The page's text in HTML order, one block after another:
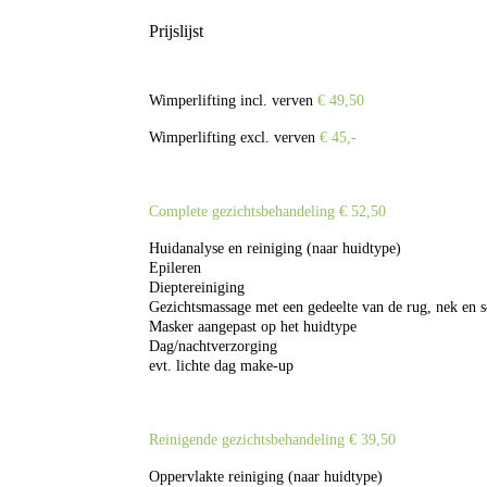
Prijslijst
Wimperlifting incl. verven € 49,50
Wimperlifting excl. verven € 45,-
Complete gezichtsbehandeling € 52,50
Huidanalyse en reiniging (naar huidtype)
Epileren
Dieptereiniging
Gezichtsmassage met een gedeelte van de rug, nek en
Masker aangepast op het huidtype
Dag/nachtverzorging
evt. lichte dag make-up
Reinigende gezichtsbehandeling € 39,50
Oppervlakte reiniging (naar huidtype)